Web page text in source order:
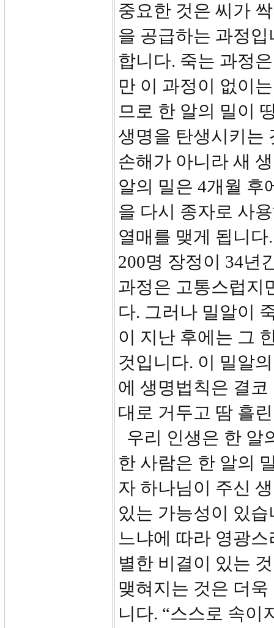
중요한 것은 씨가
을 공급하는 과정
합니다. 죽는 과정
만 이 과정이 없이
므로 한 알의 밀이
생명을 탄생시키는
손해가 아니라 새
알의 밀은 4개월 후
을 다시 종자로 사
열매를 맺게 됩니
200명 장정이 34년
과정은 고통스럽지
다. 그러나 밀알이
이 지난 후에는 그
것입니다. 이 밀알
에 생명법칙은 결
대로 거두고 땀 흘
우리 인생은 한 알
한 사람은 한 알의
자 하나님이 주신
있는 가능성이 있
느냐에 따라 영광
별한 비결이 있는
맺혀지는 것은 더
니다. “스스로 속이